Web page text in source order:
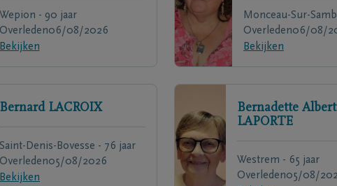
Wepion - 90 jaar
Overleden06/08/2026
Bekijken
Monceau-Sur-
Overleden06/08/
Bekijken
Bernard LACROIX
Saint-Denis-Bovesse - 76 jaar
Overleden05/08/2026
Bekijken
Bernadette
LAPORTE
Westrem - 65 jaar
Overleden05/08/